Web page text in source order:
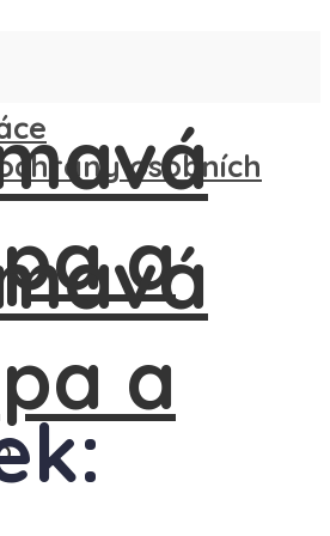
osobních